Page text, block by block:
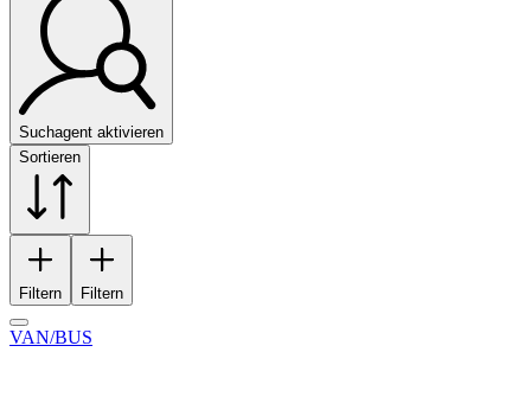
Suchagent aktivieren
Sortieren
Filtern Filtern
VAN/BUS